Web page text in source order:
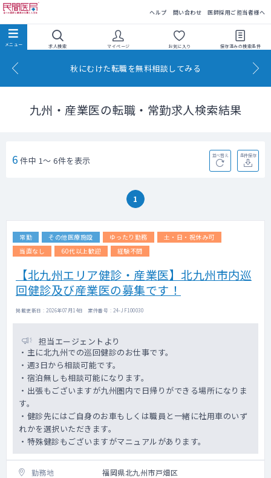
ヘルプ 問い合わせ 医師採用ご担当者様へ
求人検索 マイページ お気に入り 保存済みの検索条件
秋にむけた転職を無料相談してみる
九州・産業医の転職・常勤求人検索結果
6 件中 1～ 6件を表示 並べ替え 条件保存
1
常勤 その他医療施設 ゆったり勤務
土・日・祝休み可
当直なし
60代以上歓迎 経験不問
【北九州エリア健診・産業医】北九州市内巡
回健診及び産業医の募集です！
掲載更新日 : 2026年07月14日 案件番号 : 24-JF100030
担当エージェントより
・主に北九州での巡回健診のお仕事です。
・週3日から相談可能です。
・宿泊無しも相談可能になります。
・出張もございますが九州圏内で日帰りができる場所になりま
す。
・健診先にはご自身のお車もしくは職員と一緒に社用車のいず
れかを選択いただきます。
・特殊健診もございますがマニュアルがあります。
勤務地 福岡県北九州市戸畑区